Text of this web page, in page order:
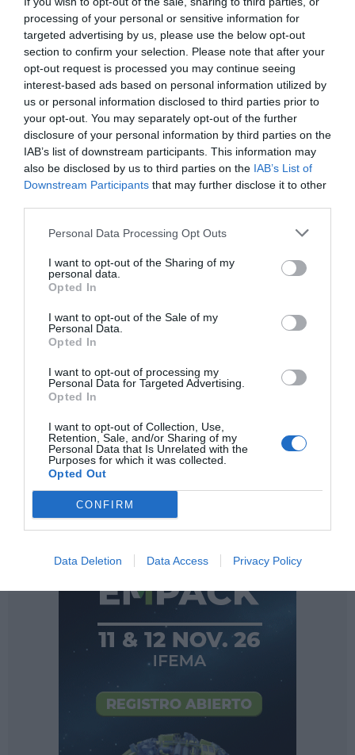
processing of your personal or sensitive information for
targeted advertising by us, please use the below opt-out
section to confirm your selection. Please note that after your
opt-out request is processed you may continue seeing
interest-based ads based on personal information utilized by
us or personal information disclosed to third parties prior to
your opt-out. You may separately opt-out of the further
disclosure of your personal information by third parties on the
IAB’s list of downstream participants. This information may
also be disclosed by us to third parties on the IAB’s List of
Downstream Participants that may further disclose it to other
Personal Data Processing Opt Outs
I want to opt-out of the Sharing of my
personal data.
Opted In
I want to opt-out of the Sale of my
Personal Data.
Opted In
I want to opt-out of processing my
Personal Data for Targeted Advertising.
Opted In
I want to opt-out of Collection, Use,
Retention, Sale, and/or Sharing of my
Personal Data that Is Unrelated with the
Purposes for which it was collected.
Opted Out
CONFIRM
Data Deletion Data Access Privacy Policy
m² de exposición, el congreso contará con una variedad
de actividades que incluyen conferencias de alto nivel,
exposiciones interactivas, los prestigiosos Barcelona
Perfumery Awards, y con la novedad de un espacio
exclusivo: The Fragrance Atelier. Este último será uno
de los puntos más destacados del evento, y aquí es
importante resaltar un aspecto de gran valor para los
amantes de la perfumería: 17 marcas de autor y niche
se darán cita para presentar sus fragancias, cerrando
un círculo completo: 360º en torno al fascinante mundo
verdadero orgullo. La capacidad de estas marcas de
sumergir sus notas en el corazón de los asistentes es un
reflejo del poder de nuestra industria.
Desde Next in Beauty hemos visto cómo, con
dedicación y entusiasmo, se ha cocinado a fuego
lento este Barcelona Perfumery Congress, que pone
en valor la tradición perfumista de un país y se
convierte en el epicentro mundial de la innovación
en la industria de las fragancias.